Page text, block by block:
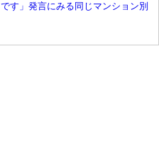
す」発言にみる同じマンション別